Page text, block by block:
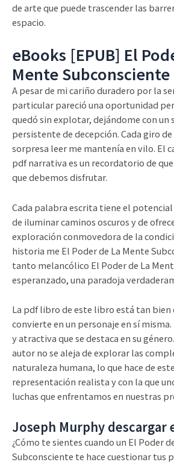
de arte que puede trascender las
espacio.
eBooks [EPUB] El
Mente Subconsciente
A pesar de mi cariño duradero por la
particular pareció una oportunidad
quedó sin explotar, dejándome con
persistente de decepción. Cada giro
sorpresa leer me mantenía en vilo. El
pdf narrativa es un recordatorio de
que debemos disfrutar.
Cada palabra escrita tiene el
de iluminar caminos oscuros y de
exploración conmovedora de la
historia me El Poder de La Mente
tanto melancólico El Poder de La
esperanzado, una paradoja
La pdf libro de este libro está tan bien
convierte en un personaje en sí misma.
y atractiva que se destaca en su
autor no se aleja de explorar las
naturaleza humana, lo que hace de
representación realista y con la que
luchas que enfrentamos en nuestras
Joseph Murphy descargar
¿Cómo te sientes cuando un El Poder
Subconsciente te hace cuestionar tus